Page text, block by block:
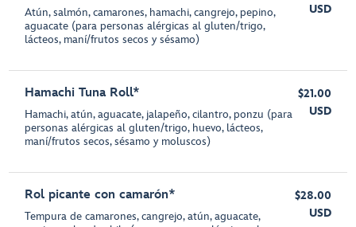
Atún, salmón, camarones, hamachi, cangrejo, pepino,
aguacate (para personas alérgicas al gluten/trigo,
lácteos, maní/frutos secos y sésamo)
USD
Hamachi Tuna Roll*
Hamachi, atún, aguacate, jalapeño, cilantro, ponzu (para
personas alérgicas al gluten/trigo, huevo, lácteos,
maní/frutos secos, sésamo y moluscos)
$21.00
USD
Rol picante con camarón*
Tempura de camarones, cangrejo, atún, aguacate,
$28.00
USD